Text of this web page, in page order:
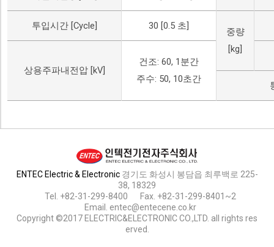
투입시간 [Cycle] 30 [0.5 초]
중량
[kg]
상용주파내전압 [kV]
건조: 60, 1분간
주수: 50, 10초간
ENTEC Electric & Electronic경기도 화성시 봉담읍 최루백로 225-
38, 18329
Tel. +82-31-299-8400
Fax. +82-31-299-8401~2
Email. entec@entecene.co.kr
Copyright ©2017 ELECTRIC&ELECTRONIC CO.,LTD. all rights res
erved.